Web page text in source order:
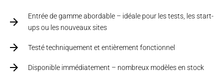
Entrée de gamme abordable – idéale pour les tests, les start-
ups ou les nouveaux sites
Testé techniquement et entièrement fonctionnel
Disponible immédiatement – nombreux modèles en stock